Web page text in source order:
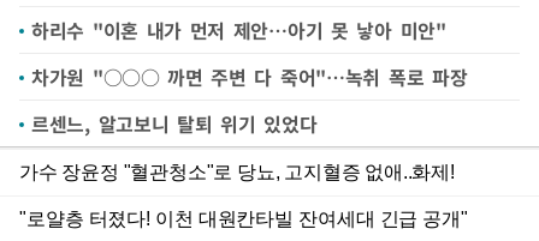
하리수 "이혼 내가 먼저 제안…아기 못 낳아 미안"
차가원 "○○○ 까면 주변 다 죽어"…녹취 폭로 파장
르센느, 알고보니 탈퇴 위기 있었다